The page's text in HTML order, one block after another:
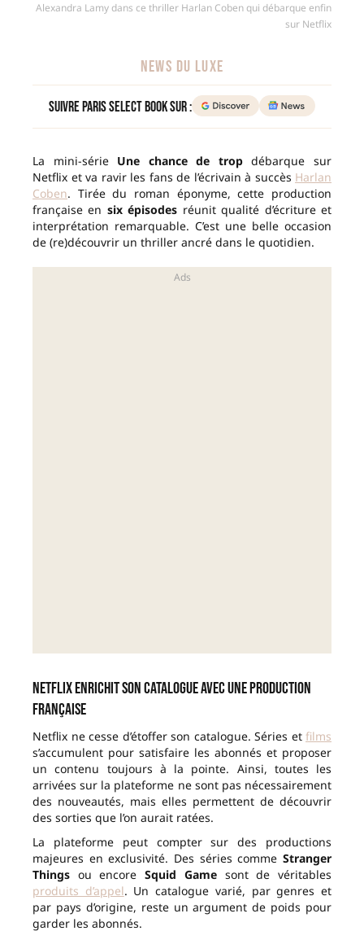
Alexandra Lamy dans ce thriller Harlan Coben qui débarque enfin
sur Netflix
NEWS DU LUXE
Suivre Paris Select Book sur :
La mini-série Une chance de tropdébarque sur
Netflix et va ravir les fans de l’écrivain à succès Harlan
Coben. Tirée du roman éponyme, cette production
française en six épisodes réunit qualité d’écriture et
interprétation remarquable. C’est une belle occasion
de (re)découvrir un thriller ancré dans le quotidien.
Netflix enrichit son catalogue avec une production
française
Netflix ne cesse d’étoffer son catalogue. Séries et films
s’accumulent pour satisfaire les abonnés et proposer
un contenu toujours à la pointe. Ainsi, toutes les
arrivées sur la plateforme ne sont pas nécessairement
des nouveautés, mais elles permettent de découvrir
des sorties que l’on aurait ratées.
La plateforme peut compter sur des productions
majeures en exclusivité. Des séries comme Stranger
Things ou encoreSquid Gamesont de véritables
produits d’appel. Un catalogue varié, par genres et
par pays d’origine, reste un argument de poids pour
garder les abonnés.